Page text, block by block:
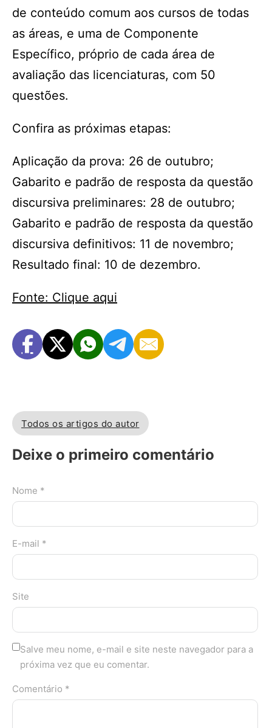
de conteúdo comum aos cursos de todas
as áreas, e uma de Componente
Específico, próprio de cada área de
avaliação das licenciaturas, com 50
questões.
Confira as próximas etapas:
Aplicação da prova: 26 de outubro;
Gabarito e padrão de resposta da questão
discursiva preliminares: 28 de outubro;
Gabarito e padrão de resposta da questão
discursiva definitivos: 11 de novembro;
Resultado final: 10 de dezembro.
Fonte: Clique aqui
Todos os artigos do autor
Deixe o primeiro comentário
Nome *
E-mail *
Site
Salve meu nome, e-mail e site neste navegador para a
próxima vez que eu comentar.
Comentário *